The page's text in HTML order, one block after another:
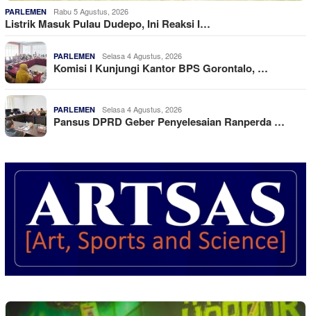
PARLEMEN Rabu 5 Agustus, 2026
Listrik Masuk Pulau Dudepo, Ini Reaksi I…
PARLEMEN Selasa 4 Agustus, 2026
Komisi I Kunjungi Kantor BPS Gorontalo, …
PARLEMEN Selasa 4 Agustus, 2026
Pansus DPRD Geber Penyelesaian Ranperda …